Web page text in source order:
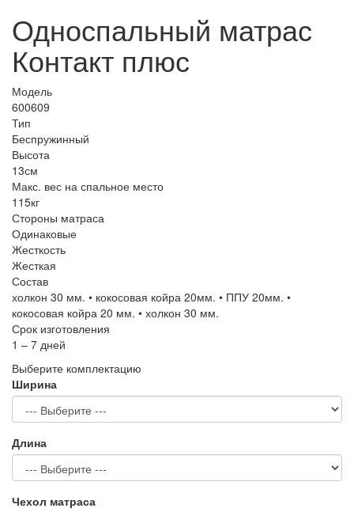
Односпальный матрас
Контакт плюс
Модель
600609
Тип
Беспружинный
Высота
13см
Макс. вес на спальное место
115кг
Стороны матраса
Одинаковые
Жесткость
Жесткая
Состав
холкон 30 мм. • кокосовая койра 20мм. • ППУ 20мм. •
кокосовая койра 20 мм. • холкон 30 мм.
Срок изготовления
1 – 7 дней
Выберите комплектацию
Ширина
Длина
Чехол матраса